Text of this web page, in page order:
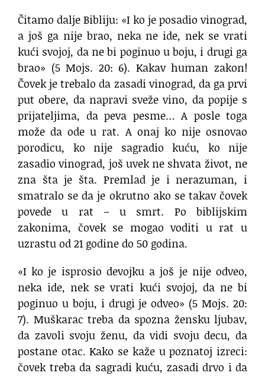
Čitamo dalje Bibliju: «I ko je posadio vinograd,
a još ga nije brao, neka ne ide, nek se vrati
kući svojoj, da ne bi poginuo u boju, i drugi ga
brao» (5 Mojs. 20: 6). Kakav human zakon!
Čovek je trebalo da zasadi vinograd, da ga prvi
put obere, da napravi sveže vino, da popije s
prijateljima, da peva pesme… A posle toga
može da ode u rat. A onaj ko nije osnovao
porodicu, ko nije sagradio kuću, ko nije
zasadio vinograd, još uvek ne shvata život, ne
zna šta je šta. Premlad je i nerazuman, i
smatralo se da je okrutno ako se takav čovek
povede u rat – u smrt. Po biblijskim
zakonima, čovek se mogao voditi u rat u
uzrastu od 21 godine do 50 godina.
«I ko je isprosio devojku a još je nije odveo,
neka ide, nek se vrati kući svojoj, da ne bi
poginuo u boju, i drugi je odveo» (5 Mojs. 20:
7). Muškarac treba da spozna žensku ljubav,
da zavoli svoju ženu, da vidi svoju decu, da
postane otac. Kako se kaže u poznatoj izreci:
čovek treba da sagradi kuću, zasadi drvo i da